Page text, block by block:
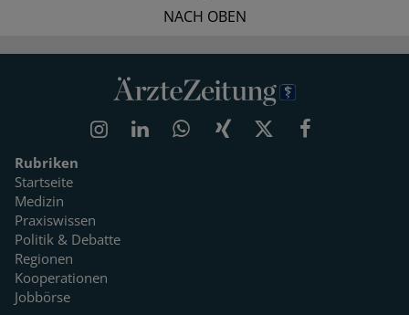
NACH OBEN
Rubriken
Startseite
Medizin
Praxiswissen
Politik & Debatte
Regionen
Kooperationen
Jobbörse